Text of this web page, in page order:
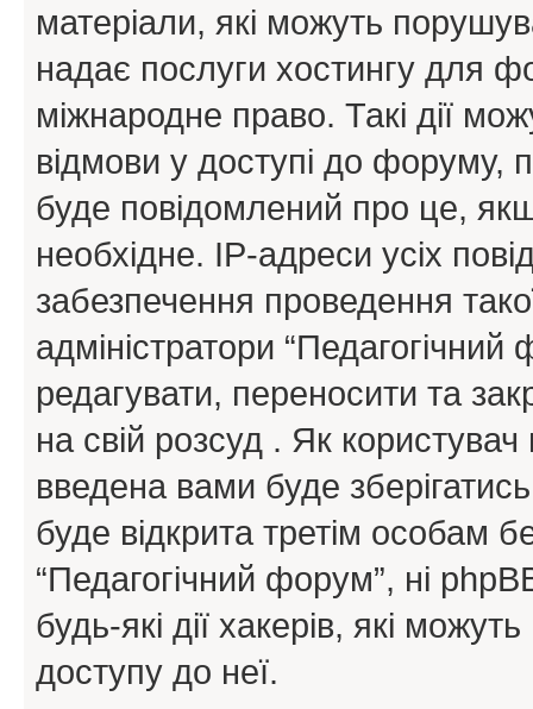
матеріали, які можуть
надає послуги хостингу для
міжнародне право. Такі дії
відмови у доступі до форуму,
буде повідомлений про це,
необхідне. IP-адреси усіх
забезпечення проведення
адміністратори
редагувати, переносити та
на свій розсуд . Як
введена вами буде
буде відкрита третім особам
“Педагогічний форум”, ні
будь-які дії хакерів, які
доступу до неї.